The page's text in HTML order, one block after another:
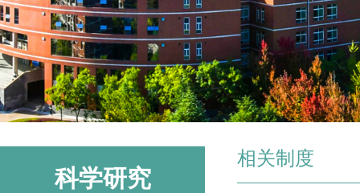
科学研究
相关制度